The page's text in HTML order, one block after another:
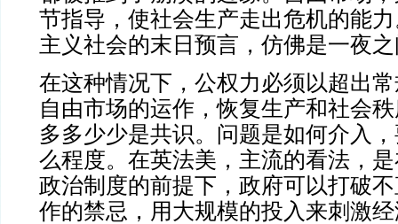
节指导，使社会生产走出危机的能
主义社会的末日预言，仿佛是一夜
在这种情况下，公权力必须以超出
自由市场的运作，恢复生产和社会
多多少少是共识。问题是如何介入
么程度。在英法美，主流的看法，
政治制度的前提下，政府可以打破
作的禁忌，用大规模的投入来刺激